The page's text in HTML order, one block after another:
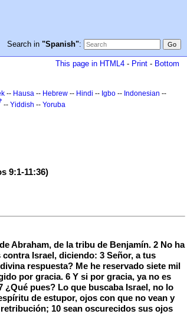
Search in "Spanish":
This page in HTML4 - Print - Bottom
-- Hausa -- Hebrew -- Hindi -- Igbo -- Indonesian --
-- Yiddish -- Yoruba
9:1-11:36)
Abraham, de la tribu de Benjamín. 2 No ha
Israel, diciendo: 3 Señor, a tus
respuesta? Me he reservado siete mil
por gracia. 6 Y si por gracia, ya no es
¿Qué pues? Lo que buscaba Israel, no lo
de estupor, ojos con que no vean y
10 sean oscurecidos sus ojos